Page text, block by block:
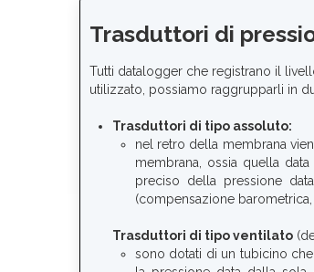
Trasduttori di
Tutti datalogger che registrano il
utilizzato, possiamo raggrupparli in
Trasduttori di tipo assoluto:
nel retro della membrana
membrana, ossia quella
preciso della pressione
(compensazione
Trasduttori di tipo ventilato
sono dotati di un tubicino